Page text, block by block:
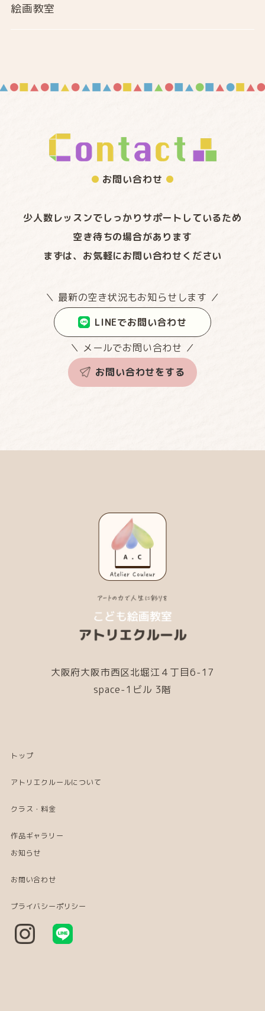
絵画教室
お問い合わせ
少人数レッスンでしっかりサポートしているため
空き待ちの場合があります
まずは、お気軽にお問い合わせください
＼ 最新の空き状況もお知らせします ／
LINEでお問い合わせ
＼ メールでお問い合わせ ／
お問い合わせをする
大阪府大阪市西区北堀江４丁目6-17
space-1ビル 3階
トップ
アトリエクルールについて
クラス・料金
作品ギャラリー
お知らせ
お問い合わせ
プライバシーポリシー